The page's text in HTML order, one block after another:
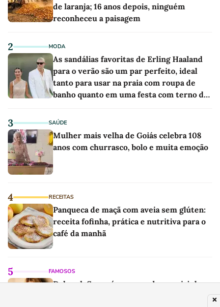
de laranja; 16 anos depois, ninguém
reconheceu a paisagem
2 MODA
As sandálias favoritas de Erling Haaland
para o verão são um par perfeito, ideal
tanto para usar na praia com roupa de
banho quanto em uma festa com terno de
3 SAÚDE
Mulher mais velha de Goiás celebra 108
anos com churrasco, bolo e muita emoção
4 RECEITAS
Panqueca de maçã com aveia sem glúten:
receita fofinha, prática e nutritiva para o
café da manhã
5 FAMOSOS
Deborah Secco é processada por vizinho
que pede quase R$ 100 mil de indenização